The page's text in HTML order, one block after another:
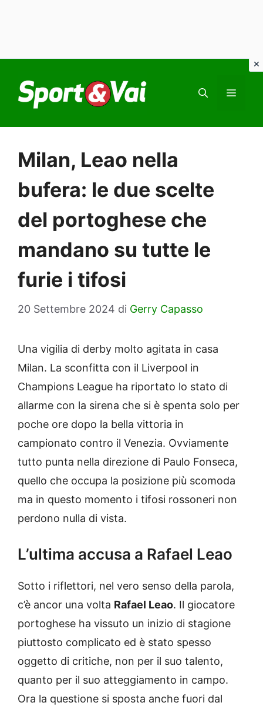
contenuto
Milan, Leao nella
bufera: le due scelte
del portoghese che
mandano su tutte le
furie i tifosi
20 Settembre 2024 di Gerry Capasso
Una vigilia di derby molto agitata in casa
Milan. La sconfitta con il Liverpool in
Champions League ha riportato lo stato di
allarme con la sirena che si è spenta solo per
poche ore dopo la bella vittoria in
campionato contro il Venezia. Ovviamente
tutto punta nella direzione di Paulo Fonseca,
quello che occupa la posizione più scomoda
ma in questo momento i tifosi rossoneri non
perdono nulla di vista.
L’ultima accusa a Rafael Leao
Sotto i riflettori, nel vero senso della parola,
c’è ancor una volta Rafael Leao. Il giocatore
portoghese ha vissuto un inizio di stagione
piuttosto complicato ed è stato spesso
oggetto di critiche, non per il suo talento,
quanto per il suo atteggiamento in campo.
Ora la questione si sposta anche fuori dal